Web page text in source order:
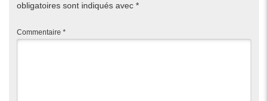
obligatoires sont indiqués avec *
Commentaire *